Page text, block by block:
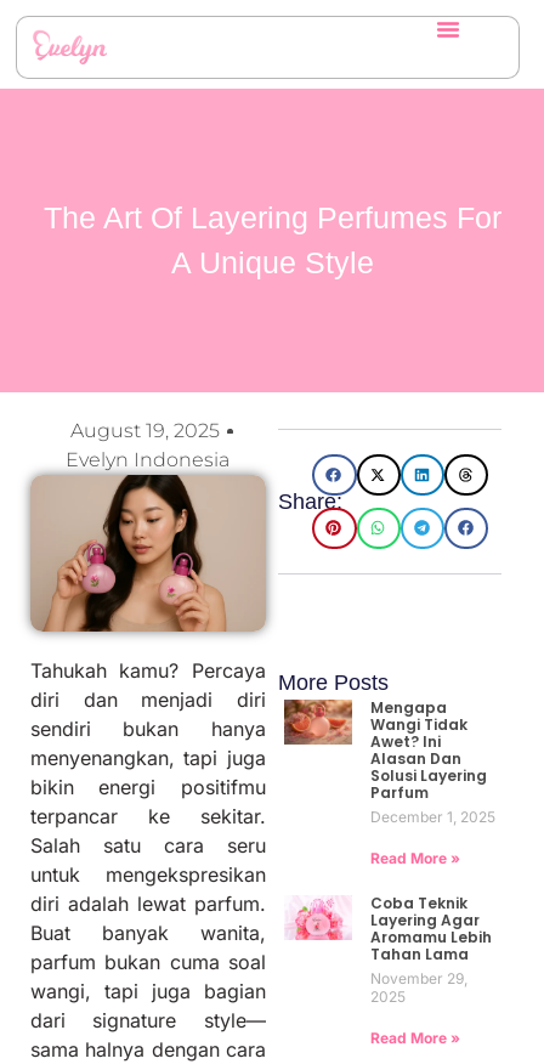
The Art Of Layering Perfumes For
A Unique Style
August 19, 2025
Evelyn Indonesia
Tahukah kamu? Percaya
diri dan menjadi diri
sendiri bukan hanya
menyenangkan, tapi juga
bikin energi positifmu
terpancar ke sekitar.
Salah satu cara seru
untuk mengekspresikan
diri adalah lewat parfum.
Buat banyak wanita,
parfum bukan cuma soal
wangi, tapi juga bagian
dari signature style—
sama halnya dengan cara
Share:
More Posts
Mengapa
Wangi Tidak
Awet? Ini
Alasan Dan
Solusi Layering
Parfum
December 1, 2025
Read More »
Coba Teknik
Layering Agar
Aromamu Lebih
Tahan Lama
November 29,
2025
Read More »